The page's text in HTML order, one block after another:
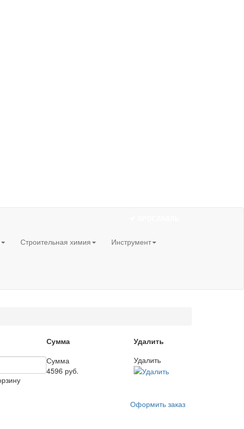
Строительная химия Инструмент
Сумма
Удалить
Сумма
4596 руб.
Удалить
Оформить заказ